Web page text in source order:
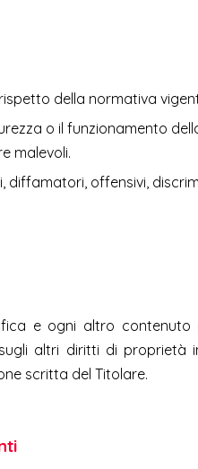
della normativa
o il funzionamento
malevoli.
diffamatori, offensivi,
e ogni altro
altri diritti di proprietà
scritta del Titolare.